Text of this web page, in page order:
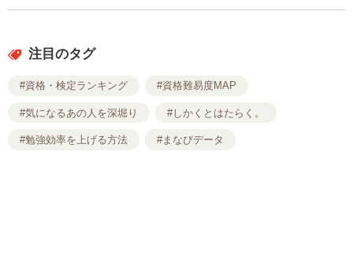
注目のタグ
#資格・検定ランキング #資格難易度MAP
#気になるあの人を深堀り #しかくとはたらく。
#勉強効率を上げる方法 #まなびデータ